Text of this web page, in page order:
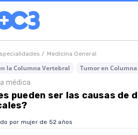
/ Medicina General
la Columna Vertebral Tumor en
médica
pueden ser las causas de
por mujer de 52 años